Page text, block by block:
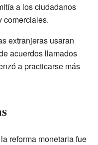
a los ciudadanos
comerciales.
extranjeras usaran
acuerdos llamados
a practicarse más
reforma monetaria fue